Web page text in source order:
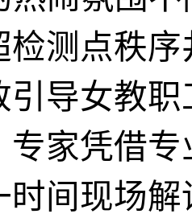
检测点秩
引导女教
专家凭借
时间现场